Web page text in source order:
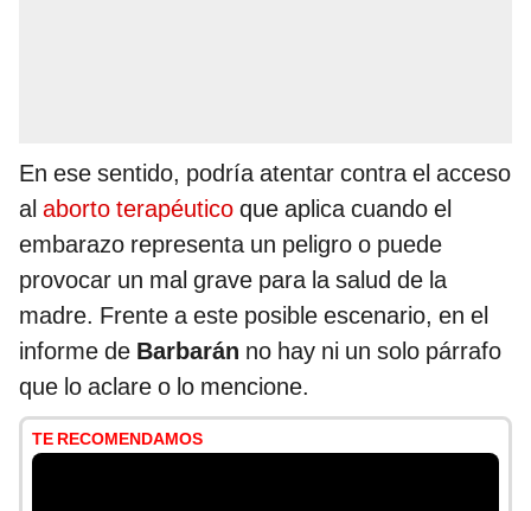
En ese sentido, podría atentar contra el acceso
al aborto terapéutico que aplica cuando el
embarazo representa un peligro o puede
provocar un mal grave para la salud de la
madre. Frente a este posible escenario, en el
informe de Barbarán no hay ni un solo párrafo
que lo aclare o lo mencione.
TE RECOMENDAMOS